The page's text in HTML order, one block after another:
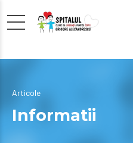
Articole
Informatii